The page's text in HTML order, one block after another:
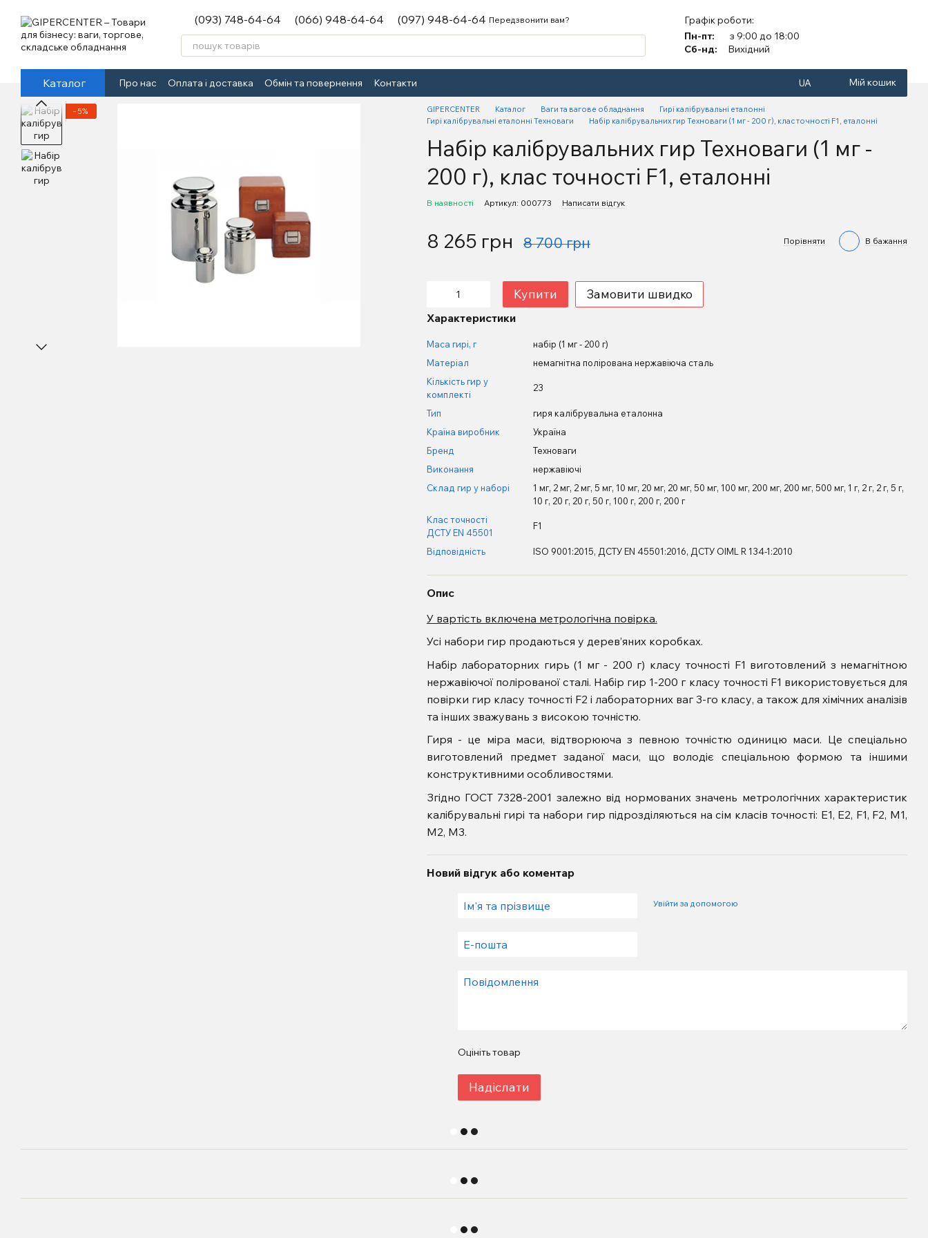
(093) 748-64-64 (066) 948-64-64 (097) 948-64-64 Передзвонити вам?
Графік роботи:
Пн-пт:
з 9:00 до 18:00
Сб-нд:
Вихідний
Каталог Про нас Оплата і доставка Обмін та повернення Контакти UA Мій кошик
−5% GIPERCENTER Каталог Ваги та вагове обладнання
Гирі калібрувальні еталонні
Гирі калібрувальні еталонні Техноваги
Набір калібрувальних гир Техноваги (1 мг - 200 г), клас точності F1, еталонні
Набір калібрувальних гир Техноваги (1 мг -
200 г), клас точності F1, еталонні
В наявності Артикул: 000773 Написати відгук
8 265 грн 8 700 грн Порівняти В бажання
Купити Замовити швидко
Характеристики
Маса гирі, г
набір (1 мг - 200 г)
Матеріал
немагнітна полірована нержавіюча сталь
Кількість гир у
комплекті
23
Тип
гиря калібрувальна еталонна
Країна виробник
Україна
Бренд
Техноваги
Виконання
нержавіючі
Склад гир у наборі
1 мг, 2 мг, 2 мг, 5 мг, 10 мг, 20 мг, 20 мг, 50 мг, 100 мг, 200 мг, 200 мг, 500 мг, 1 г, 2 г, 2 г, 5 г,
10 г, 20 г, 20 г, 50 г, 100 г, 200 г, 200 г
Клас точності
ДСТУ EN 45501
F1
Відповідність ISO 9001:2015, ДСТУ EN 45501:2016, ДСТУ OIML R 134-1:2010
Опис
У вартість включена метрологічна повірка.
Усі набори гир продаються у дерев’яних коробках.
Набір лабораторних гирь (1 мг - 200 г) класу точності F1 виготовлений з немагнітною
нержавіючої полірованої сталі. Набір гир 1-200 г класу точності F1 використовується для
повірки гир класу точності F2 і лабораторних ваг 3-го класу, а також для хімічних аналізів
та інших зважувань з високою точністю.
Гиря - це міра маси, відтворююча з певною точністю одиницю маси. Це спеціально
виготовлений предмет заданої маси, що володіє спеціальною формою та іншими
конструктивними особливостями.
Згідно ГОСТ 7328-2001 залежно від нормованих значень метрологічних характеристик
калібрувальні гирі та набори гир підрозділяються на сім класів точності: Е1, Е2, F1, F2, M1,
M2, M3.
Новий відгук або коментар
Увійти за допомогою
Оцініть товар
Надіслати